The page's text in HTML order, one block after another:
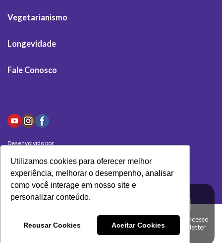
Utilizamos cookies para oferecer melhor
experiência, melhorar o desempenho, analisar
como você interage em nosso site e
personalizar conteúdo.
Recusar Cookies Aceitar Cookies
Clique aqui e acesse
a nossa newsletter
Vegetarianismo
Longevidade
Fale Conosco
Desenvolvido por